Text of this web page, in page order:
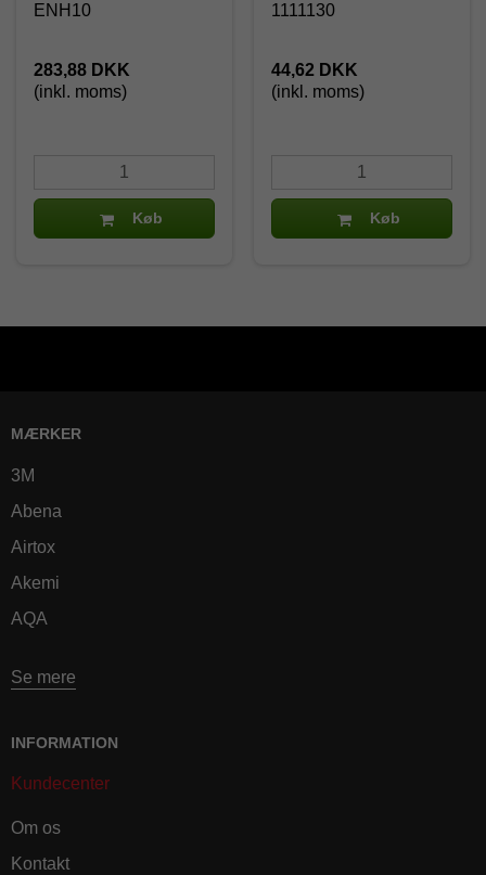
ENH10
283,88 DKK
(inkl. moms)
Køb
1111130
44,62 DKK
(inkl. moms)
Køb
MÆRKER
3M
Abena
Airtox
Akemi
AQA
Se mere
INFORMATION
Kundecenter
Om os
Kontakt